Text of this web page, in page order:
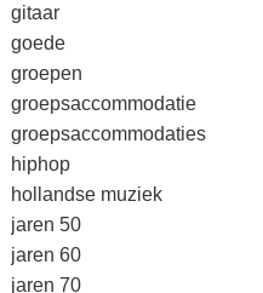
gitaar
goede
groepen
groepsaccommodatie
groepsaccommodaties
hiphop
hollandse muziek
jaren 50
jaren 60
jaren 70